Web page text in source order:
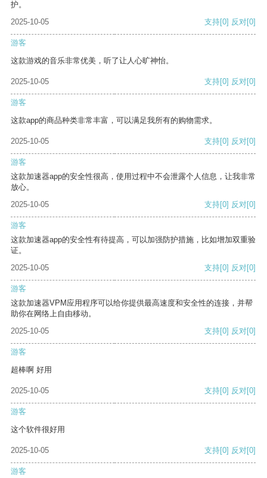
护。
2025-10-05
支持[0] 反对[0]
游客
这款游戏的音乐非常优美，听了让人心旷神怡。
2025-10-05 支持[0] 反对[0]
游客
这款app的商品种类非常丰富，可以满足我所有的购物需求。
2025-10-05 支持[0] 反对[0]
游客
这款加速器app的安全性很高，使用过程中不会泄露个人信息，让我非常
放心。
2025-10-05
支持[0] 反对[0]
游客
这款加速器app的安全性有待提高，可以加强防护措施，比如增加双重验
证。
2025-10-05
支持[0] 反对[0]
游客
这款加速器VPM应用程序可以给你提供最高速度和安全性的连接，并帮
助你在网络上自由移动。
2025-10-05
支持[0] 反对[0]
游客
超棒啊 好用
2025-10-05 支持[0] 反对[0]
游客
这个软件很好用
2025-10-05 支持[0] 反对[0]
游客